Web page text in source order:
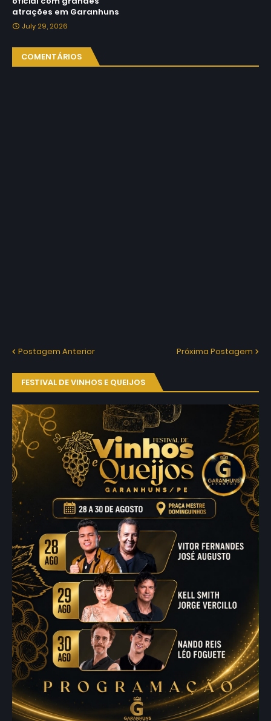
atrações em Garanhuns
July 29, 2026
COMENTÁRIOS
Postagem Anterior Próxima Postagem
FESTIVAL DE VINHOS E QUEIJOS